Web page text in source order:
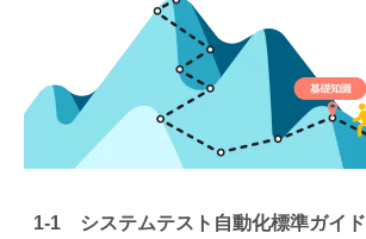
1-1 システムテスト自動化標準ガイド